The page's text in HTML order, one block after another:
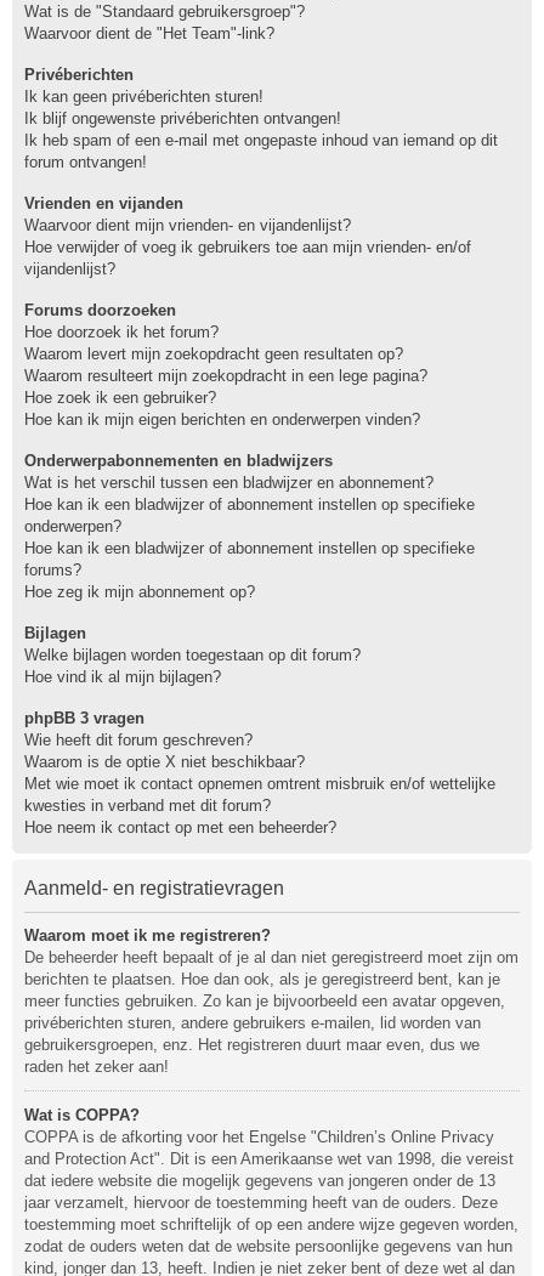
Wat is de "Standaard gebruikersgroep"?
Waarvoor dient de "Het Team"-link?
Privéberichten
Ik kan geen privéberichten sturen!
Ik blijf ongewenste privéberichten ontvangen!
Ik heb spam of een e-mail met ongepaste inhoud van iemand op dit
forum ontvangen!
Vrienden en vijanden
Waarvoor dient mijn vrienden- en vijandenlijst?
Hoe verwijder of voeg ik gebruikers toe aan mijn vrienden- en/of
vijandenlijst?
Forums doorzoeken
Hoe doorzoek ik het forum?
Waarom levert mijn zoekopdracht geen resultaten op?
Waarom resulteert mijn zoekopdracht in een lege pagina?
Hoe zoek ik een gebruiker?
Hoe kan ik mijn eigen berichten en onderwerpen vinden?
Onderwerpabonnementen en bladwijzers
Wat is het verschil tussen een bladwijzer en abonnement?
Hoe kan ik een bladwijzer of abonnement instellen op specifieke
onderwerpen?
Hoe kan ik een bladwijzer of abonnement instellen op specifieke
forums?
Hoe zeg ik mijn abonnement op?
Bijlagen
Welke bijlagen worden toegestaan op dit forum?
Hoe vind ik al mijn bijlagen?
phpBB 3 vragen
Wie heeft dit forum geschreven?
Waarom is de optie X niet beschikbaar?
Met wie moet ik contact opnemen omtrent misbruik en/of wettelijke
kwesties in verband met dit forum?
Hoe neem ik contact op met een beheerder?
Aanmeld- en registratievragen
Waarom moet ik me registreren?
De beheerder heeft bepaalt of je al dan niet geregistreerd moet zijn om
berichten te plaatsen. Hoe dan ook, als je geregistreerd bent, kan je
meer functies gebruiken. Zo kan je bijvoorbeeld een avatar opgeven,
privéberichten sturen, andere gebruikers e-mailen, lid worden van
gebruikersgroepen, enz. Het registreren duurt maar even, dus we
raden het zeker aan!
Wat is COPPA?
COPPA is de afkorting voor het Engelse "Children’s Online Privacy
and Protection Act". Dit is een Amerikaanse wet van 1998, die vereist
dat iedere website die mogelijk gegevens van jongeren onder de 13
jaar verzamelt, hiervoor de toestemming heeft van de ouders. Deze
toestemming moet schriftelijk of op een andere wijze gegeven worden,
zodat de ouders weten dat de website persoonlijke gegevens van hun
kind, jonger dan 13, heeft. Indien je niet zeker bent of deze wet al dan